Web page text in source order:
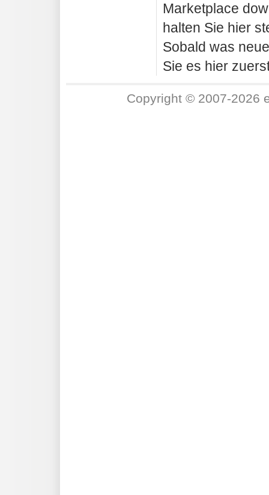
Marketplace
halten Sie hier
Sobald was
Sie es hier
Copyright © 2007-2026